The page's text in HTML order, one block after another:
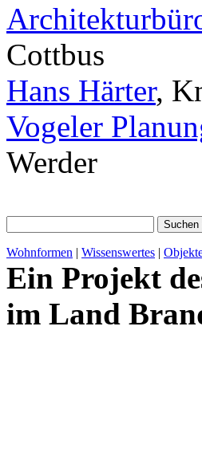
Cottbus
Hans Härter,
Vogeler
Werder
Wohnformen | Wissenswertes |
Ein Projekt
im Land